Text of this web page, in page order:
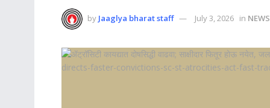
by Jaaglya bharat staff July 3, 2026 in NEWS